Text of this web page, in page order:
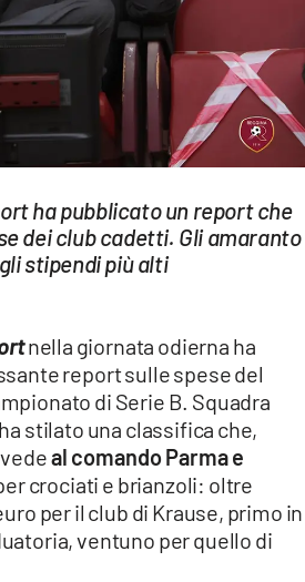
ha pubblicato un report che
dei club cadetti. Gli amaranto
stipendi più alti
nella giornata odierna ha
report sulle spese del
di Serie B. Squadra
stilato una classifica che,
al comando Parma e
crociati e brianzoli: oltre
per il club di Krause, primo in
ventuno per quello di